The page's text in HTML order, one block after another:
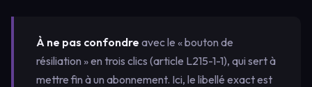
À ne pas confondre avec le « bouton de
résiliation » en trois clics (article L215-1-1), qui sert à
mettre fin à un abonnement. Ici, le libellé exact est